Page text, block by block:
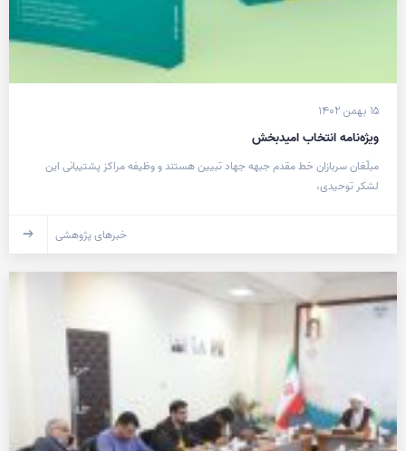
۱۵ بهمن ۱۴۰۲
ویژه‌نامه انتخاب امیدبخش
مبلّغان سربازان خط مقدم جبهه جهاد تبیین هستند و وظیفه مراکز پشتیبانی این
لشکر توحیدی،
خبرهای پژوهشی